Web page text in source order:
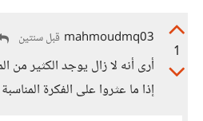
1
mahmoudmq03 قبل سنتين
أرى أنه لا زال يوجد الكثير من
إذا ما عثروا على الفكرة المناسبة